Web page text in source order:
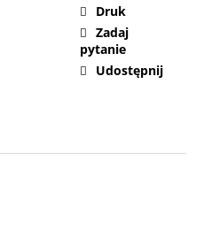
Druk
Zadaj
pytanie
Udostępnij